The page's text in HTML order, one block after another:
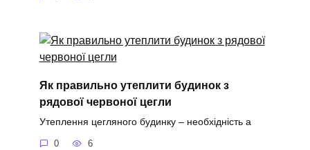
Як правильно утеплити будинок з
рядової червоної цегли
Утеплення цегляного будинку – необхідність а
0 6